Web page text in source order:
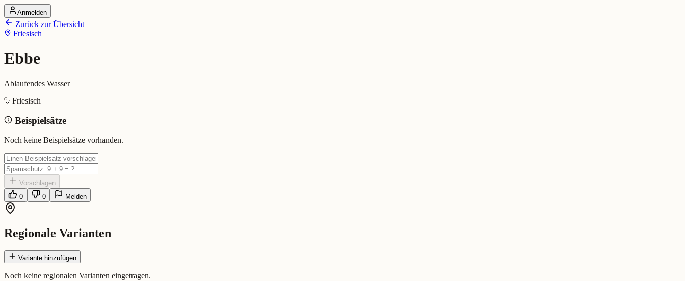
Startseite
Alle Dialekte
Dialekte vergleichen
Dialekt-Karte
Ranking
Ebbe (Friesisch)
Bedeutung: Ablaufendes Wasser
Eingereicht von: Mundwerk Team
Anmelden
Zurück zur Übersicht
Friesisch
Ebbe
Ablaufendes Wasser
Friesisch
Beispielsätze
Noch keine Beispielsätze vorhanden.
Vorschlagen
0
0 Melden
Regionale Varianten
Variante hinzufügen
Noch keine regionalen Varianten eingetragen.